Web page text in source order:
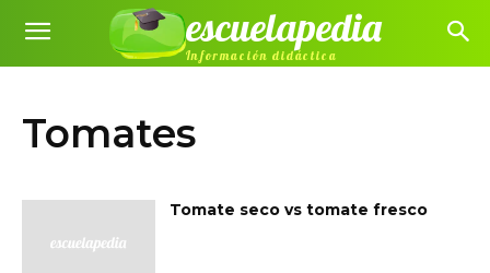
escuelapedia
Información didáctica
Tomates
Tomate seco vs tomate fresco